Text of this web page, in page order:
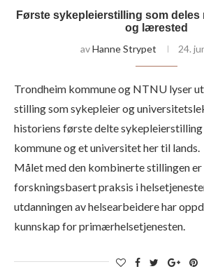
Første sykepleierstilling som deles
og lærested
avHanne Strypet 24.
Trondheim kommune og NTNU lyser
stilling som sykepleier og
historiens første delte sykepleierstilling
kommune og et universitet her til lands.
Målet med den kombinerte stillingen
forskningsbasert praksis i
utdanningen av helsearbeidere har
kunnskap for primærhelsetjenesten.